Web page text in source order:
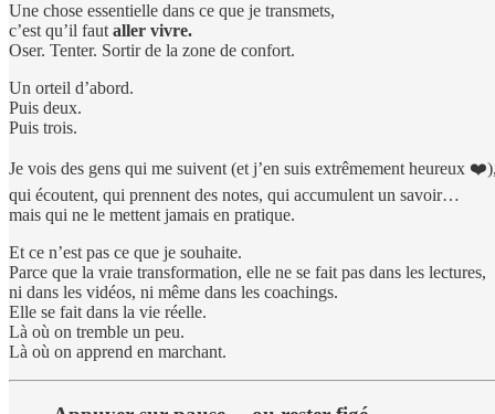
Une chose essentielle dans ce que je transmets,
c’est qu’il faut aller vivre.
Oser. Tenter. Sortir de la zone de confort.
Un orteil d’abord.
Puis deux.
Puis trois.
Je vois des gens qui me suivent (et j’en suis extrêmement heureux
qui écoutent, qui prennent des notes, qui accumulent un savoir…
mais qui ne le mettent jamais en pratique.
Et ce n’est pas ce que je souhaite.
Parce que la vraie transformation, elle ne se fait pas dans les lectures,
ni dans les vidéos, ni même dans les coachings.
Elle se fait dans la vie réelle.
Là où on tremble un peu.
Là où on apprend en marchant.